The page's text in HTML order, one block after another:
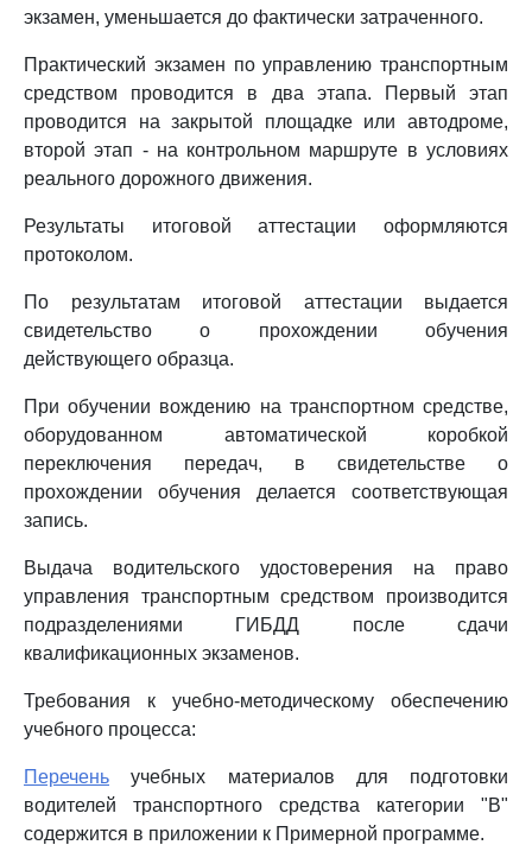
экзамен, уменьшается до фактически затраченного.
Практический экзамен по управлению транспортным
средством проводится в два этапа. Первый этап
проводится на закрытой площадке или автодроме,
второй этап - на контрольном маршруте в условиях
реального дорожного движения.
Результаты итоговой аттестации оформляются
протоколом.
По результатам итоговой аттестации выдается
свидетельство о прохождении обучения
действующего образца.
При обучении вождению на транспортном средстве,
оборудованном автоматической коробкой
переключения передач, в свидетельстве о
прохождении обучения делается соответствующая
запись.
Выдача водительского удостоверения на право
управления транспортным средством производится
подразделениями ГИБДД после сдачи
квалификационных экзаменов.
Требования к учебно-методическому обеспечению
учебного процесса:
Перечень учебных материалов для подготовки
водителей транспортного средства категории "B"
содержится в приложении к Примерной программе.